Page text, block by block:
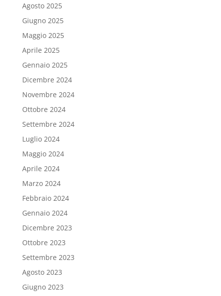
Agosto 2025
Giugno 2025
Maggio 2025
Aprile 2025
Gennaio 2025
Dicembre 2024
Novembre 2024
Ottobre 2024
Settembre 2024
Luglio 2024
Maggio 2024
Aprile 2024
Marzo 2024
Febbraio 2024
Gennaio 2024
Dicembre 2023
Ottobre 2023
Settembre 2023
Agosto 2023
Giugno 2023